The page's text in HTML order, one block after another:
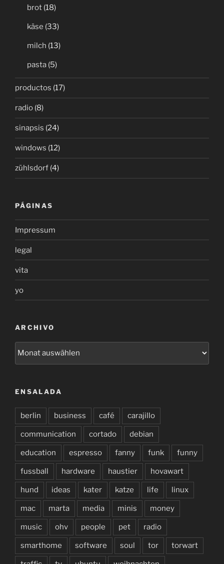
brot (18)
käse (33)
milch (13)
pasta (5)
productos (17)
radio (8)
sinapsis (24)
windows (12)
zühlsdorf (4)
PÁGINAS
Impressum
legal
vita
yo
ARCHIVO
ENSALADA
berlin business café carajillo
communication cortado debian
education espresso fanny funk funny
fussball hardware haustier hovawart
hund ideas kater katze life linux
mac marta media minis money
music ohv people pet radio
smarthome software soul tor torwart